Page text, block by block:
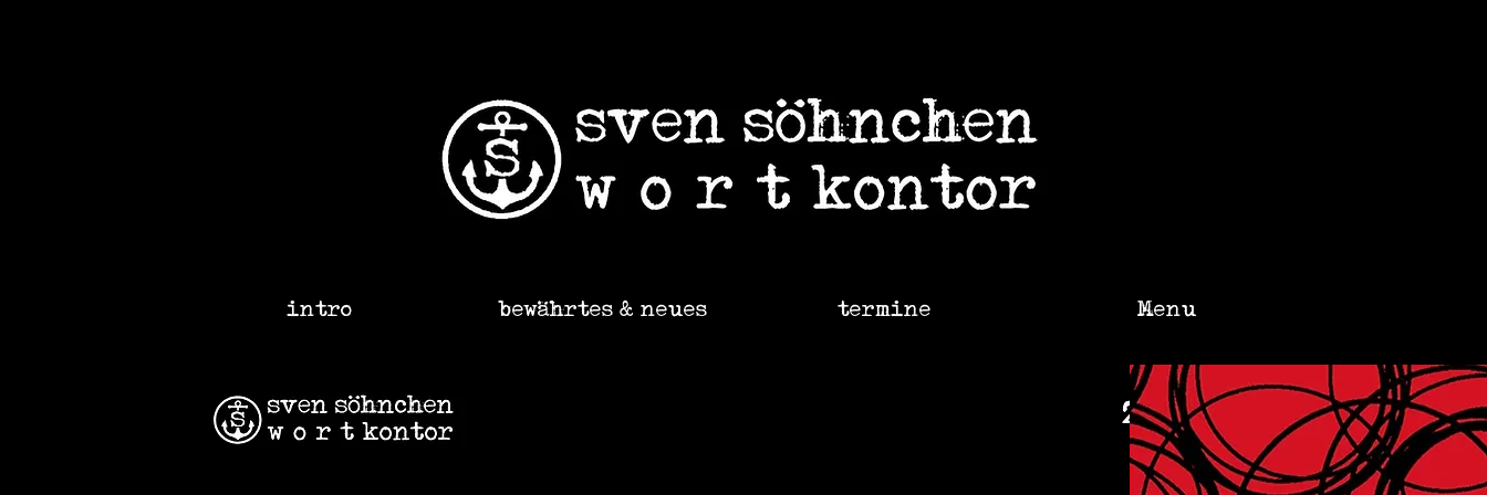
intro bewährtes & neues termine Menu
zurück